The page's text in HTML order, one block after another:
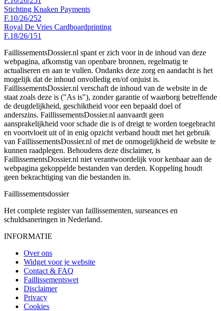
Stichting Knaken Payments
F.10/26/252
Royal De Vries Cardboardprinting
F.18/26/151
FaillissementsDossier.nl spant er zich voor in de inhoud van deze
webpagina, afkomstig van openbare bronnen, regelmatig te
actualiseren en aan te vullen. Ondanks deze zorg en aandacht is het
mogelijk dat de inhoud onvolledig en/of onjuist is.
FaillissementsDossier.nl verschaft de inhoud van de website in de
staat zoals deze is ("As is"), zonder garantie of waarborg betreffende
de deugdelijkheid, geschiktheid voor een bepaald doel of
anderszins. FaillissementsDossier.nl aanvaardt geen
aansprakelijkheid voor schade die is of dreigt te worden toegebracht
en voortvloeit uit of in enig opzicht verband houdt met het gebruik
van FaillissementsDossier.nl of met de onmogelijkheid de website te
kunnen raadplegen. Behoudens deze disclaimer, is
FaillissementsDossier.nl niet verantwoordelijk voor kenbaar aan de
webpagina gekoppelde bestanden van derden. Koppeling houdt
geen bekrachtiging van die bestanden in.
Faillissementsdossier
Het complete register van faillissementen, surseances en
schuldsaneringen in Nederland.
INFORMATIE
Over ons
Widget voor je website
Contact & FAQ
Faillissementswet
Disclaimer
Privacy
Cookies